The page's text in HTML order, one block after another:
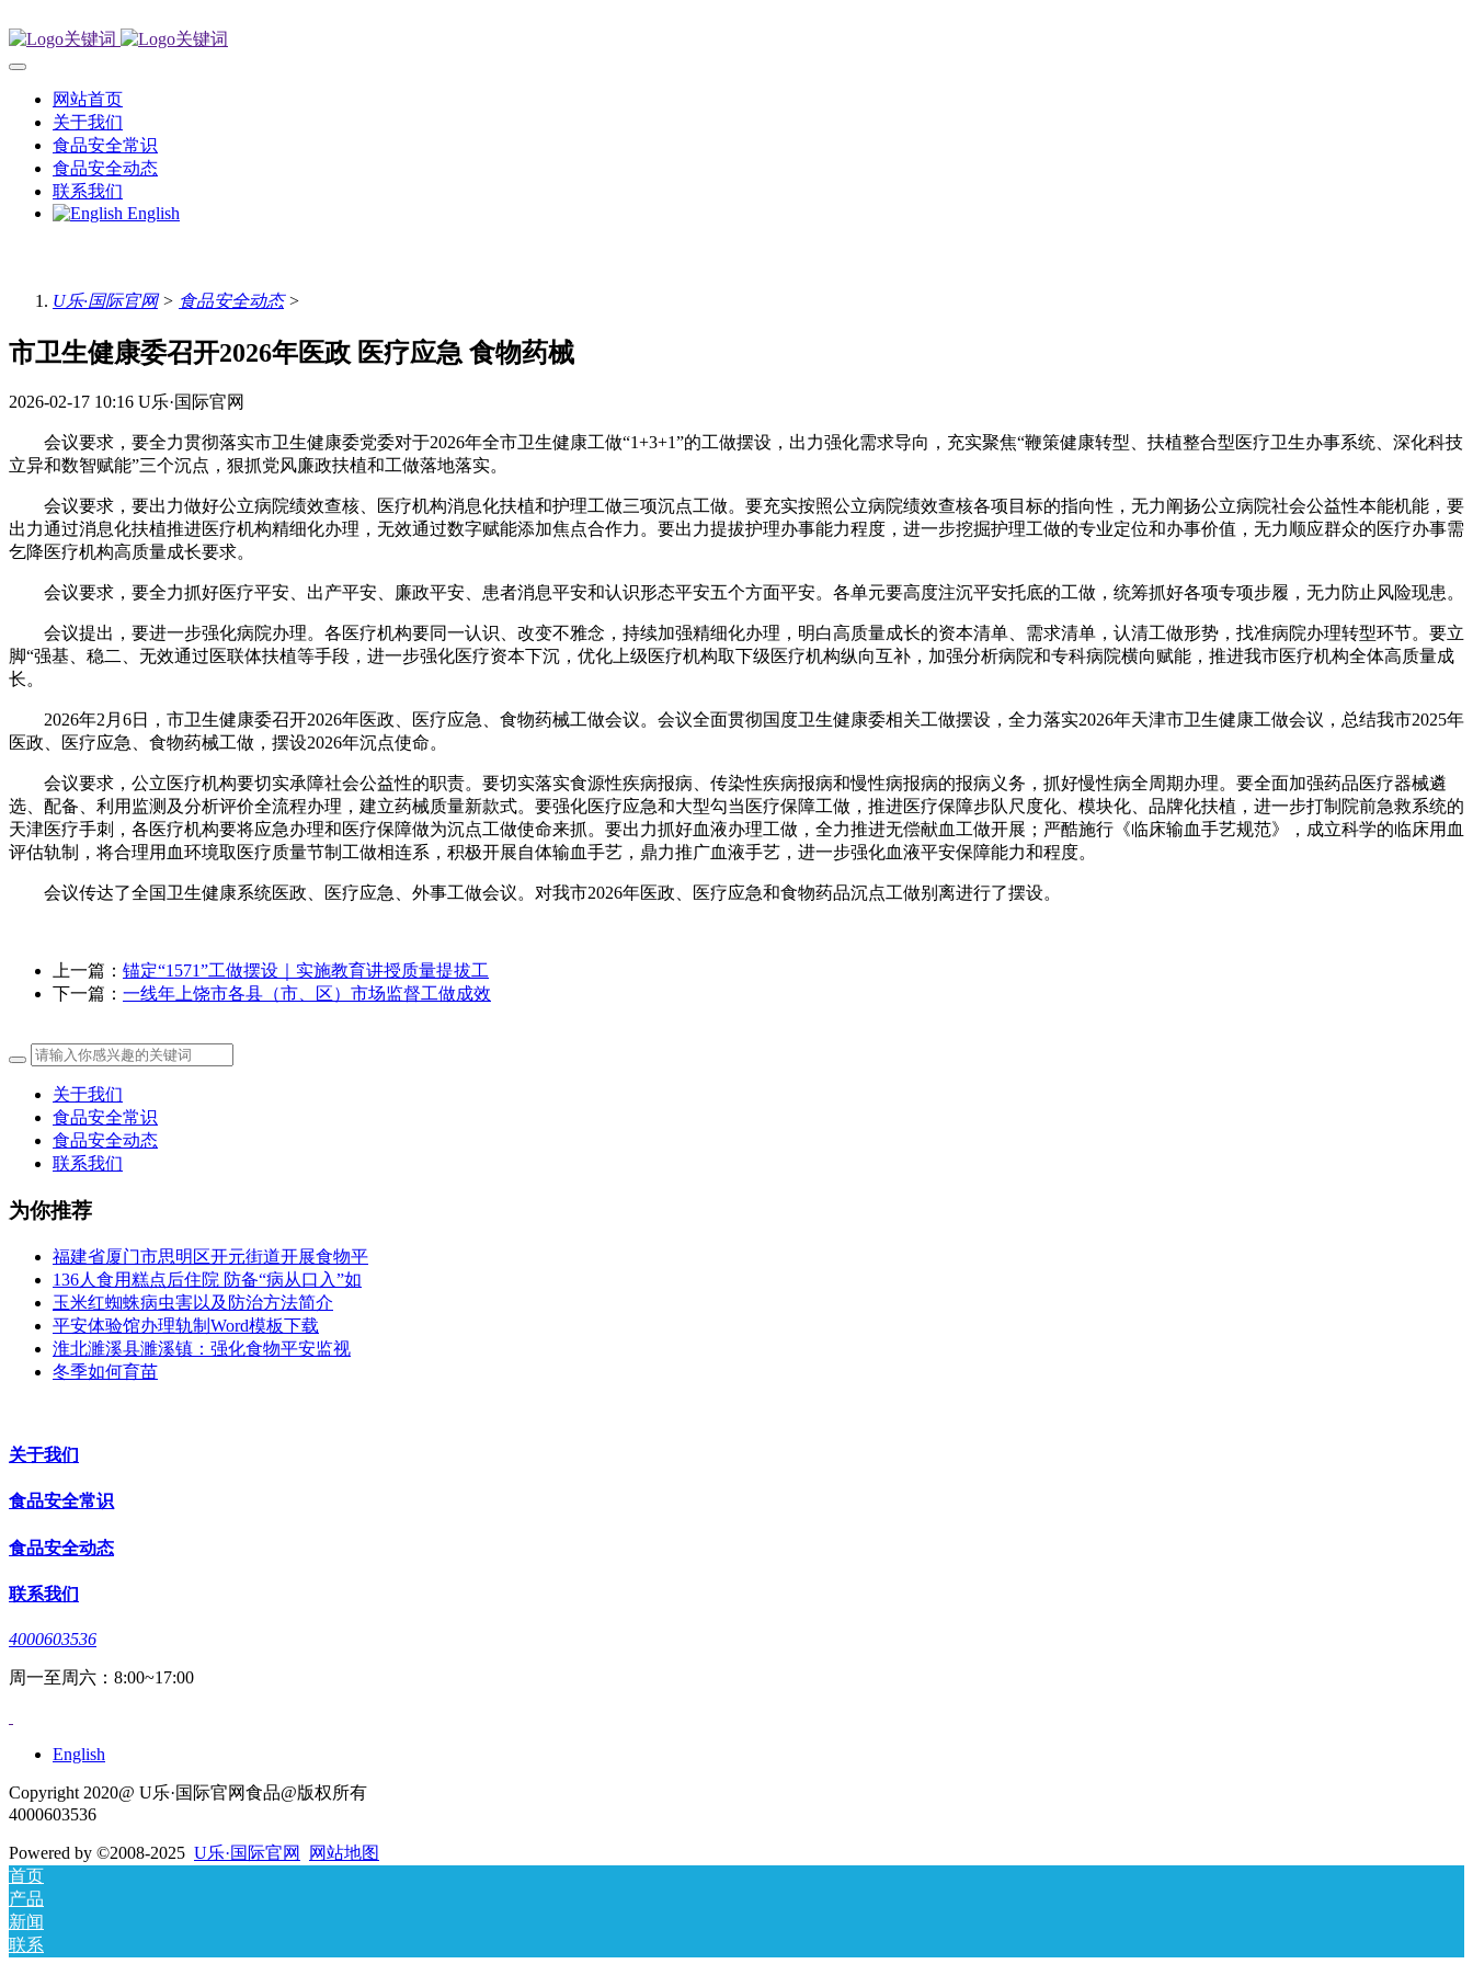
网站首页
关于我们
食品安全常识
食品安全动态
联系我们
English
U乐·国际官网> 食品安全动态>
市卫生健康委召开2026年医政 医疗应急 食物药械
2026-02-17 10:16 U乐·国际官网
会议要求，要全力贯彻落实市卫生健康委党委对于2026年全市卫生健康工做“1+3+1”的工做摆设，出力强化需求导向，充实聚焦“鞭策健康转型、扶植整合型医疗卫生办事系统、深化科技
立异和数智赋能”三个沉点，狠抓党风廉政扶植和工做落地落实。
会议要求，要出力做好公立病院绩效查核、医疗机构消息化扶植和护理工做三项沉点工做。要充实按照公立病院绩效查核各项目标的指向性，无力阐扬公立病院社会公益性本能机能，要
出力通过消息化扶植推进医疗机构精细化办理，无效通过数字赋能添加焦点合作力。要出力提拔护理办事能力程度，进一步挖掘护理工做的专业定位和办事价值，无力顺应群众的医疗办事需
乞降医疗机构高质量成长要求。
会议要求，要全力抓好医疗平安、出产平安、廉政平安、患者消息平安和认识形态平安五个方面平安。各单元要高度注沉平安托底的工做，统筹抓好各项专项步履，无力防止风险现患。
会议提出，要进一步强化病院办理。各医疗机构要同一认识、改变不雅念，持续加强精细化办理，明白高质量成长的资本清单、需求清单，认清工做形势，找准病院办理转型环节。要立
脚“强基、稳二、无效通过医联体扶植等手段，进一步强化医疗资本下沉，优化上级医疗机构取下级医疗机构纵向互补，加强分析病院和专科病院横向赋能，推进我市医疗机构全体高质量成
长。
2026年2月6日，市卫生健康委召开2026年医政、医疗应急、食物药械工做会议。会议全面贯彻国度卫生健康委相关工做摆设，全力落实2026年天津市卫生健康工做会议，总结我市2025年
医政、医疗应急、食物药械工做，摆设2026年沉点使命。
会议要求，公立医疗机构要切实承障社会公益性的职责。要切实落实食源性疾病报病、传染性疾病报病和慢性病报病的报病义务，抓好慢性病全周期办理。要全面加强药品医疗器械遴
选、配备、利用监测及分析评价全流程办理，建立药械质量新款式。要强化医疗应急和大型勾当医疗保障工做，推进医疗保障步队尺度化、模块化、品牌化扶植，进一步打制院前急救系统的
天津医疗手刺，各医疗机构要将应急办理和医疗保障做为沉点工做使命来抓。要出力抓好血液办理工做，全力推进无偿献血工做开展；严酷施行《临床输血手艺规范》，成立科学的临床用血
评估轨制，将合理用血环境取医疗质量节制工做相连系，积极开展自体输血手艺，鼎力推广血液手艺，进一步强化血液平安保障能力和程度。
会议传达了全国卫生健康系统医政、医疗应急、外事工做会议。对我市2026年医政、医疗应急和食物药品沉点工做别离进行了摆设。
上一篇： 锚定“1571”工做摆设｜实施教育讲授质量提拔工
下一篇： 一线年上饶市各县（市、区）市场监督工做成效
关于我们
食品安全常识
食品安全动态
联系我们
为你推荐
福建省厦门市思明区开元街道开展食物平
136人食用糕点后住院 防备“病从口入”如
玉米红蜘蛛病虫害以及防治方法简介
平安体验馆办理轨制Word模板下载
淮北濉溪县濉溪镇：强化食物平安监视
冬季如何育苗
关于我们
食品安全常识
食品安全动态
联系我们
4000603536
周一至周六：8:00~17:00
English
Copyright 2020@ U乐·国际官网食品@版权所有
4000603536
Powered by ©2008-2025 U乐·国际官网
网站地图
首页
产品
新闻
联系